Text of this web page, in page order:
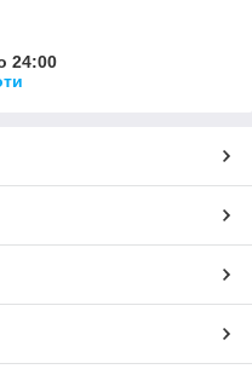
24:00